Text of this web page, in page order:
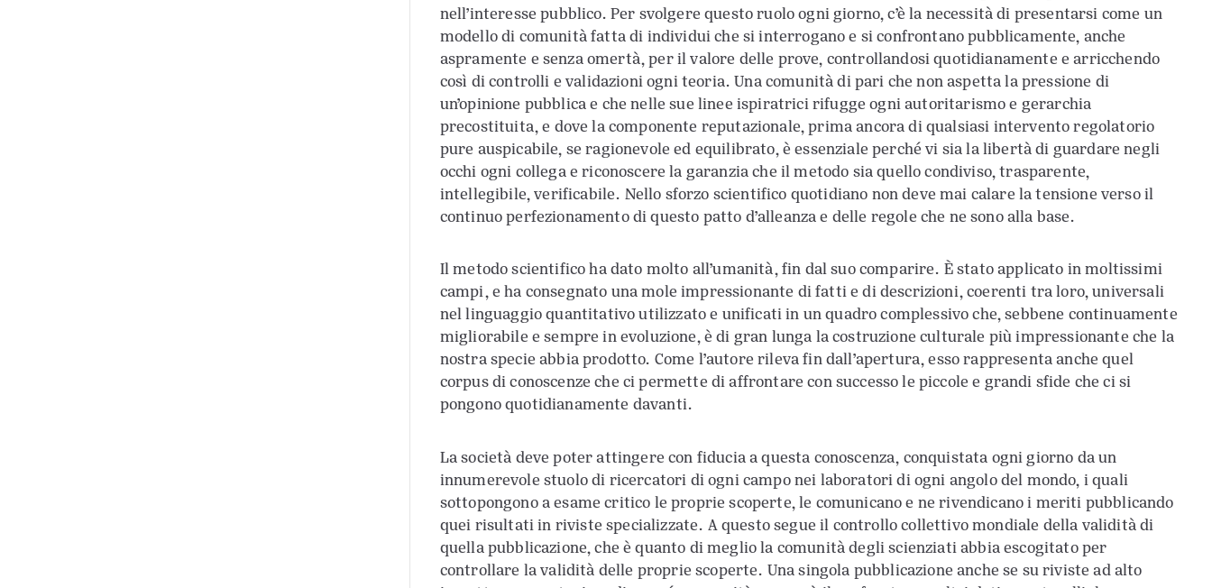
nell’interesse pubblico. Per svolgere questo ruolo ogni giorno, c’è la necessità di presentarsi come un
modello di comunità fatta di individui che si interrogano e si confrontano pubblicamente, anche
aspramente e senza omertà, per il valore delle prove, controllandosi quotidianamente e arricchendo
così di controlli e validazioni ogni teoria. Una comunità di pari che non aspetta la pressione di
un’opinione pubblica e che nelle sue linee ispiratrici rifugge ogni autoritarismo e gerarchia
precostituita, e dove la componente reputazionale, prima ancora di qualsiasi intervento regolatorio
pure auspicabile, se ragionevole ed equilibrato, è essenziale perché vi sia la libertà di guardare negli
occhi ogni collega e riconoscere la garanzia che il metodo sia quello condiviso, trasparente,
intellegibile, verificabile. Nello sforzo scientifico quotidiano non deve mai calare la tensione verso il
continuo perfezionamento di questo patto d’alleanza e delle regole che ne sono alla base.
Il metodo scientifico ha dato molto all’umanità, fin dal suo comparire. È stato applicato in moltissimi
campi, e ha consegnato una mole impressionante di fatti e di descrizioni, coerenti tra loro, universali
nel linguaggio quantitativo utilizzato e unificati in un quadro complessivo che, sebbene continuamente
migliorabile e sempre in evoluzione, è di gran lunga la costruzione culturale più impressionante che la
nostra specie abbia prodotto. Come l’autore rileva fin dall’apertura, esso rappresenta anche quel
corpus di conoscenze che ci permette di affrontare con successo le piccole e grandi sfide che ci si
pongono quotidianamente davanti.
La società deve poter attingere con fiducia a questa conoscenza, conquistata ogni giorno da un
innumerevole stuolo di ricercatori di ogni campo nei laboratori di ogni angolo del mondo, i quali
sottopongono a esame critico le proprie scoperte, le comunicano e ne rivendicano i meriti pubblicando
quei risultati in riviste specializzate. A questo segue il controllo collettivo mondiale della validità di
quella pubblicazione, che è quanto di meglio la comunità degli scienziati abbia escogitato per
controllare la validità delle proprie scoperte. Una singola pubblicazione anche se su riviste ad alto